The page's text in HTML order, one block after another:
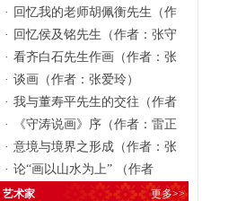
· 回忆我的老师胡佩衡先生（作
· 回忆侯及铭先生（作者：张守
· 看齐白石先生作画（作者：张
· 谈画（作者：张爱玲）
· 我与董寿平先生的交往（作者
·
《守涛说画》序（作者：雷正
· 意境与境界之形成（作者：张
· 论“画以山水为上” （作者
艺术家 更多>>